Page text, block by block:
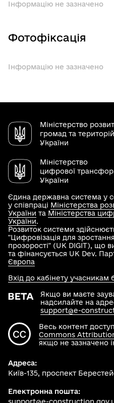
Інформацію не зазначено
Фотофіксація
Інформацію не зазначено
Міністерство
громад та територій
України
Міністерство
цифрової
України
Єдина державна система у
у співпраці Міністерства
України та Міністерства
України.
Розвиток системи
"Цифровізація для
прозорості" (UK DIGIT), що
та фінансується UK Dev.
Європа
Якщо ви маєте
надсилайте на
support@e-
Весь контент
Commons
якщо не зазначено
Вхід до кабінету учасникам
Адреса:
Київ-135, проспект
Електронна пошта: